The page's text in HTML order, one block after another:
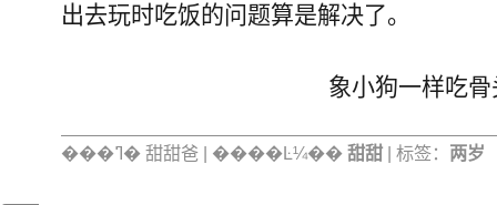
出去玩时吃饭的问题算是解决了。
象小狗一样吃骨
���ߣ� 甜甜爸 | ����Ŀ¼�� 甜甜 | 标签： 两岁